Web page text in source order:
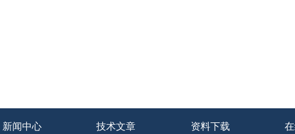
新闻中心 技术文章 资料下载